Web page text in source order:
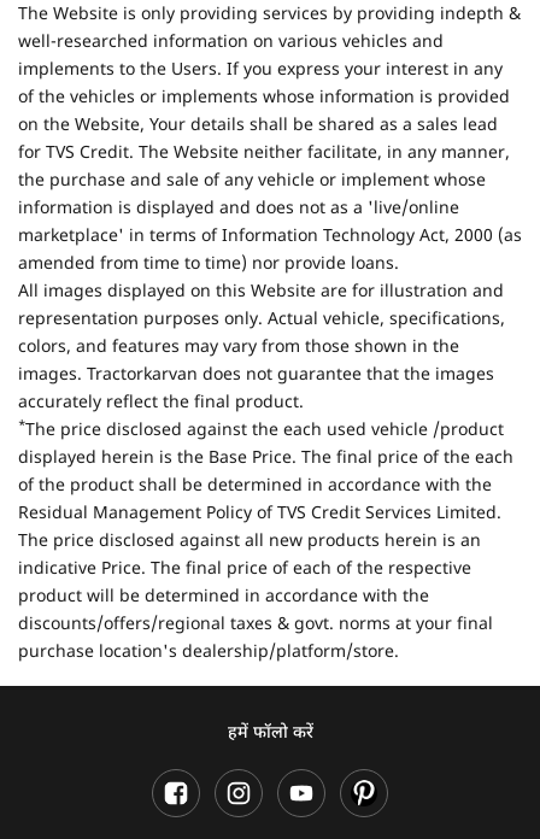
The Website is only providing services by providing indepth &
well-researched information on various vehicles and
implements to the Users. If you express your interest in any
of the vehicles or implements whose information is provided
on the Website, Your details shall be shared as a sales lead
for TVS Credit. The Website neither facilitate, in any manner,
the purchase and sale of any vehicle or implement whose
information is displayed and does not as a 'live/online
marketplace' in terms of Information Technology Act, 2000 (as
amended from time to time) nor provide loans.
All images displayed on this Website are for illustration and
representation purposes only. Actual vehicle, specifications,
colors, and features may vary from those shown in the
images. Tractorkarvan does not guarantee that the images
accurately reflect the final product.
*The price disclosed against the each used vehicle /product
displayed herein is the Base Price. The final price of the each
of the product shall be determined in accordance with the
Residual Management Policy of TVS Credit Services Limited.
The price disclosed against all new products herein is an
indicative Price. The final price of each of the respective
product will be determined in accordance with the
discounts/offers/regional taxes & govt. norms at your final
purchase location's dealership/platform/store.
हमें फॉलो करें